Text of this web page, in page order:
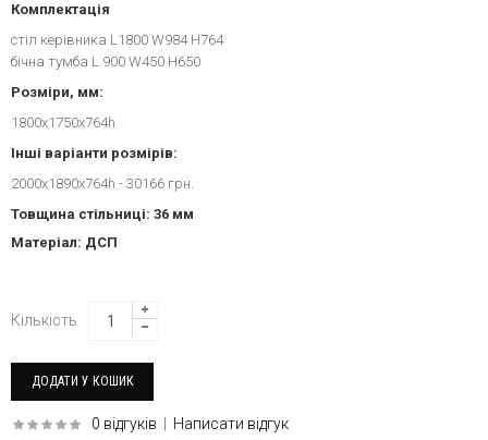
Комплектація
стіл керівника L1800 W984 H764
бічна тумба L 900 W450 H650
Розміри, мм:
1800x1750x764h
Інші варіанти розмірів:
2000x1890x764h - 30166 грн.
Товщина стільниці: 36 мм
Матеріал: ДСП
Кількість
0 відгуків Написати відгук